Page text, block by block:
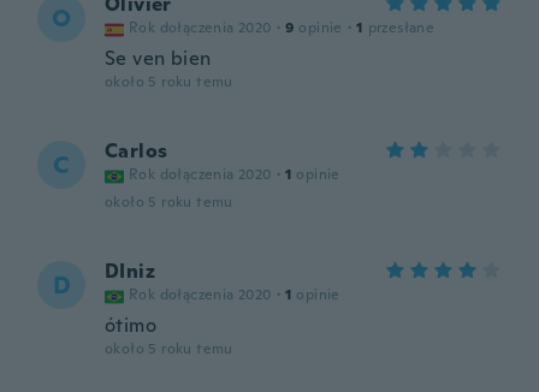
O Rok dołączenia 2020 · 9 opinie · 1 przesłane
Se ven bien
około 5 roku temu
C Carlos
Rok dołączenia 2020 · 1 opinie
około 5 roku temu
D DIniz
Rok dołączenia 2020 · 1 opinie
ótimo
około 5 roku temu